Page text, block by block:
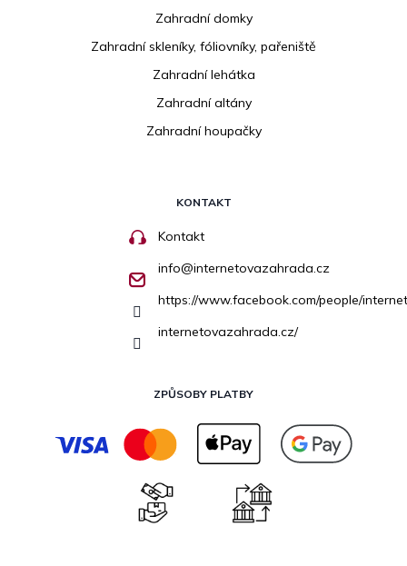
Zahradní domky
Zahradní skleníky, fóliovníky, pařeniště
Zahradní lehátka
Zahradní altány
Zahradní houpačky
KONTAKT
Kontakt
info@internetovazahrada.cz
https://www.facebook.com/people/
internetovazahrada.cz/
ZPŮSOBY PLATBY